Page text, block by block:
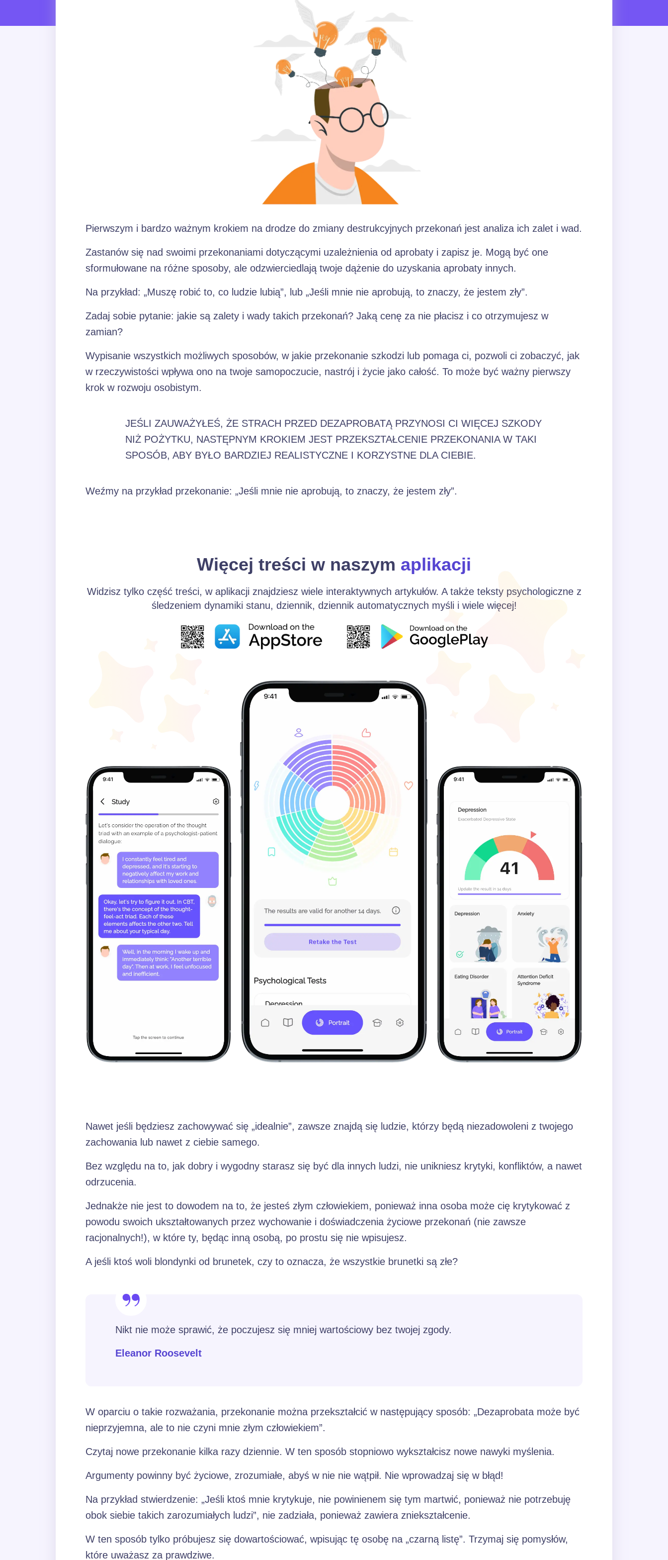
Pierwszym i bardzo ważnym krokiem na drodze do zmiany destrukcyjnych przekonań jest analiza ich zalet i wad.
Zastanów się nad swoimi przekonaniami dotyczącymi uzależnienia od aprobaty i zapisz je. Mogą być one
sformułowane na różne sposoby, ale odzwierciedlają twoje dążenie do uzyskania aprobaty innych.
Na przykład: „Muszę robić to, co ludzie lubią”, lub „Jeśli mnie nie aprobują, to znaczy, że jestem zły”.
Zadaj sobie pytanie: jakie są zalety i wady takich przekonań? Jaką cenę za nie płacisz i co otrzymujesz w
zamian?
Wypisanie wszystkich możliwych sposobów, w jakie przekonanie szkodzi lub pomaga ci, pozwoli ci zobaczyć, jak
w rzeczywistości wpływa ono na twoje samopoczucie, nastrój i życie jako całość. To może być ważny pierwszy
krok w rozwoju osobistym.
JEŚLI ZAUWAŻYŁEŚ, ŻE STRACH PRZED DEZAPROBATĄ PRZYNOSI CI WIĘCEJ SZKODY
NIŻ POŻYTKU, NASTĘPNYM KROKIEM JEST PRZEKSZTAŁCENIE PRZEKONANIA W TAKI
SPOSÓB, ABY BYŁO BARDZIEJ REALISTYCZNE I KORZYSTNE DLA CIEBIE.
Weźmy na przykład przekonanie: „Jeśli mnie nie aprobują, to znaczy, że jestem zły”.
Więcej treści w naszym aplikacji
Widzisz tylko część treści, w aplikacji znajdziesz wiele interaktywnych artykułów. A także teksty psychologiczne z
śledzeniem dynamiki stanu, dziennik, dziennik automatycznych myśli i wiele więcej!
Nawet jeśli będziesz zachowywać się „idealnie”, zawsze znajdą się ludzie, którzy będą niezadowoleni z twojego
zachowania lub nawet z ciebie samego.
Bez względu na to, jak dobry i wygodny starasz się być dla innych ludzi, nie unikniesz krytyki, konfliktów, a nawet
odrzucenia.
Jednakże nie jest to dowodem na to, że jesteś złym człowiekiem, ponieważ inna osoba może cię krytykować z
powodu swoich ukształtowanych przez wychowanie i doświadczenia życiowe przekonań (nie zawsze
racjonalnych!), w które ty, będąc inną osobą, po prostu się nie wpisujesz.
A jeśli ktoś woli blondynki od brunetek, czy to oznacza, że wszystkie brunetki są złe?
Nikt nie może sprawić, że poczujesz się mniej wartościowy bez twojej zgody.
Eleanor Roosevelt
W oparciu o takie rozważania, przekonanie można przekształcić w następujący sposób: „Dezaprobata może być
nieprzyjemna, ale to nie czyni mnie złym człowiekiem”.
Czytaj nowe przekonanie kilka razy dziennie. W ten sposób stopniowo wykształcisz nowe nawyki myślenia.
Argumenty powinny być życiowe, zrozumiałe, abyś w nie nie wątpił. Nie wprowadzaj się w błąd!
Na przykład stwierdzenie: „Jeśli ktoś mnie krytykuje, nie powinienem się tym martwić, ponieważ nie potrzebuję
obok siebie takich zarozumiałych ludzi”, nie zadziała, ponieważ zawiera zniekształcenie.
W ten sposób tylko próbujesz się dowartościować, wpisując tę osobę na „czarną listę”. Trzymaj się pomysłów,
które uważasz za prawdziwe.